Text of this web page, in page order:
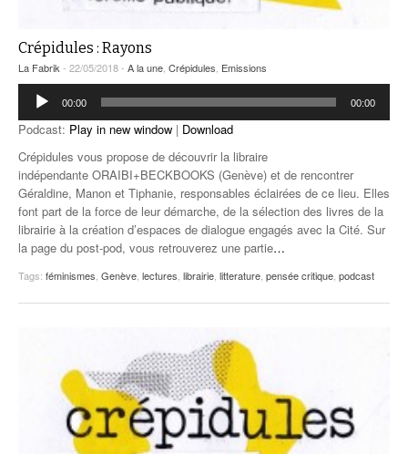
Crépidules : Rayons
La Fabrik- 22/05/2018 - A la une, Crépidules, Emissions
Lecteur
audio
00:00 00:00
Podcast: Play in new window | Download
Crépidules vous propose de découvrir la libraire
indépendante ORAIBI+BECKBOOKS (Genève) et de rencontrer
Géraldine, Manon et Tiphanie, responsables éclairées de ce lieu. Elles
font part de la force de leur démarche, de la sélection des livres de la
librairie à la création d’espaces de dialogue engagés avec la Cité. Sur
la page du post-pod, vous retrouverez une partie…
Tags: féminismes, Genève, lectures, librairie, litterature, pensée critique, podcast